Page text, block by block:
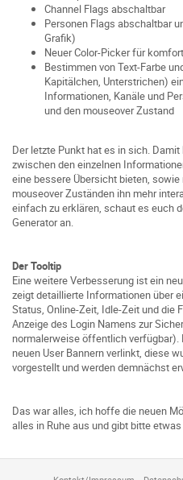
Channel Flags abschaltbar
Personen Flags abschaltbar
Grafik)
Neuer Color-Picker für
Bestimmen von Text-Farbe
Kapitälchen, Unterstrichen)
Informationen, Kanäle und
und den mouseover Zustand
Der letzte Punkt hat es in sich.
zwischen den einzelnen
eine bessere Übersicht bieten,
mouseover Zuständen ihn mehr
einfach zu erklären, schaut es euch
Generator an.
Der Tooltip
Eine weitere Verbesserung ist ein
zeigt detaillierte Informationen über
Status, Online-Zeit, Idle-Zeit und die
Anzeige des Login Namens zur
normalerweise öffentlich verfügbar).
neuen User Bannern verlinkt, diese
vorgestellt und werden demnächst
Das war alles, ich hoffe die neuen
alles in Ruhe aus und gibt bitte etwas